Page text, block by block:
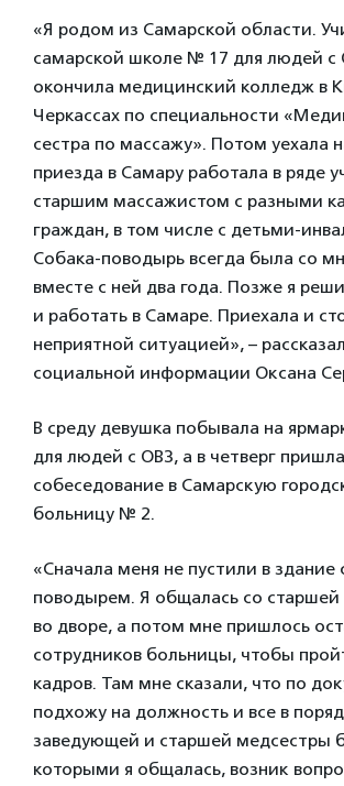
«Я родом из Самарской области.
самарской школе № 17 для людей с
окончила медицинский колледж в
Черкассах по специальности
сестра по массажу». Потом уехала
приезда в Самару работала в ряде
старшим массажистом с разными
граждан, в том числе с детьми-
Собака-поводырь всегда была со
вместе с ней два года. Позже я
и работать в Самаре. Приехала и
неприятной ситуацией», –
социальной информации Оксана
В среду девушка побывала на
для людей с ОВЗ, а в четверг
собеседование в Самарскую
больницу № 2.
«Сначала меня не пустили в здание
поводырем. Я общалась со старшей
во дворе, а потом мне пришлось
сотрудников больницы, чтобы
кадров. Там мне сказали, что по
подхожу на должность и все в
заведующей и старшей медсестры
которыми я общалась, возник